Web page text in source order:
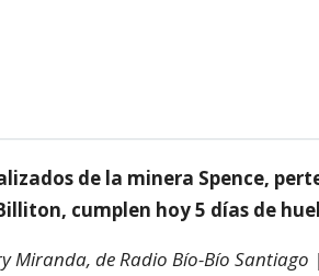
de la minera Spence,
cumplen hoy 5 días de
Miranda, de Radio Bío-Bío Santiago